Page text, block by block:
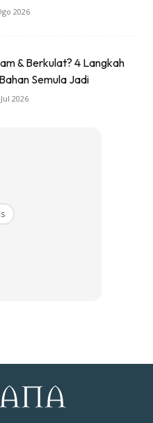
pokok yang sihat.
benih atau melalui
daun ekor kucing
2026
& Berkulat? 4 Langkah
Semula Jadi
2026